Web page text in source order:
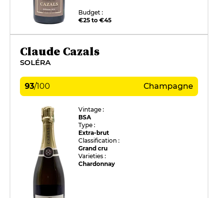
Budget :
€25 to €45
Claude Cazals
SOLÉRA
93/100 Champagne
Vintage :
BSA
Type :
Extra-brut
Classification :
Grand cru
Varieties :
Chardonnay